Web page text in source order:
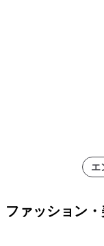
エ
ファッション